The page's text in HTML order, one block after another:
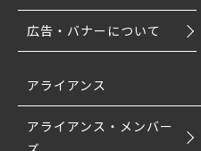
広告・バナーについて
アライアンス
アライアンス・メンバー